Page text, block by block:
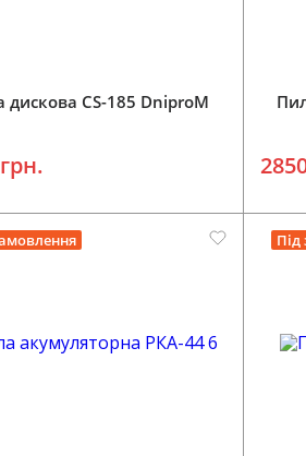
Додати у кошик
дискова CS-185 DniproM